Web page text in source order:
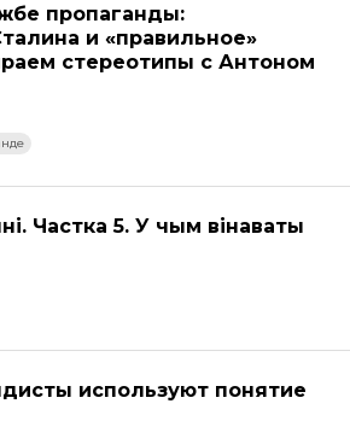
пропаганды:
и «правильное»
стереотипы с Антоном
Частка 5. У чым вінаваты
используют понятие